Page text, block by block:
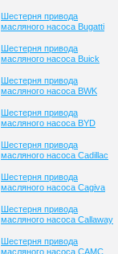
Шестерня привода
масляного насоса Bugatti
Шестерня привода
масляного насоса Buick
Шестерня привода
масляного насоса BWK
Шестерня привода
масляного насоса BYD
Шестерня привода
масляного насоса Cadillac
Шестерня привода
масляного насоса Cagiva
Шестерня привода
масляного насоса Callaway
Шестерня привода
масляного насоса CAMC